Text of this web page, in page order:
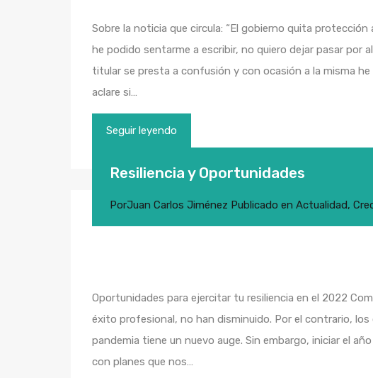
Sobre la noticia que circula: “El gobierno quita
he podido sentarme a escribir, no quiero dejar pasar por
titular se presta a confusión y con ocasión a la misma
aclare si…
Seguir leyendo
Resiliencia y Oportunidades
PorJuan Carlos Jiménez Publicado en Actualidad,
Oportunidades para ejercitar tu resiliencia en el 2022
éxito profesional, no han disminuido. Por el contrario,
pandemia tiene un nuevo auge. Sin embargo, iniciar el
con planes que nos…